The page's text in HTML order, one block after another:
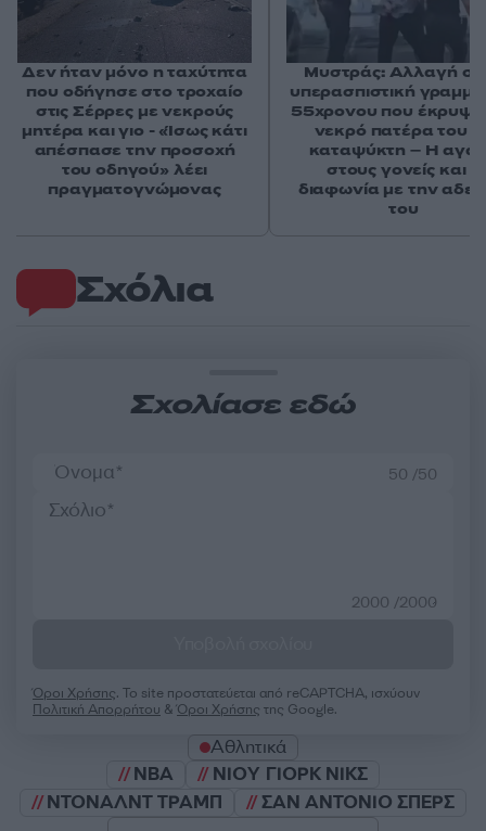
Σχόλια
Σχολίασε εδώ
50 /50
2000 /2000
Όροι Χρήσης. Το site προστατεύεται από reCAPTCHA, ισχύουν
Πολιτική Απορρήτου &Όροι Χρήσης της Google.
Αθλητικά
NBA
ΝΙΟΥ ΓΙΟΡΚ ΝΙΚΣ
ΝΤΟΝΑΛΝΤ ΤΡΑΜΠ
ΣΑΝ ΑΝΤΟΝΙΟ ΣΠΕΡΣ
Δεν ήταν μόνο η ταχύτητα
που οδήγησε στο τροχαίο
στις Σέρρες με νεκρούς
μητέρα και γιο - «Ίσως κάτι
απέσπασε την προσοχή
του οδηγού» λέει
πραγματογνώμονας
Μυστράς: Αλλαγή
υπερασπιστική
55χρονου που έκρυψε
νεκρό πατέρα του
καταψύκτη – Η
στους γονείς και η
διαφωνία με την
του